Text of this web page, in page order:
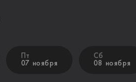
Пт
07 ноября
Сб
08 ноября